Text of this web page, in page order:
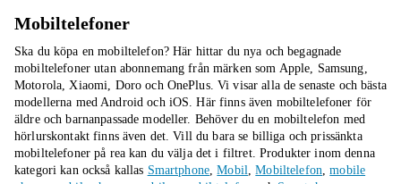
Mobiltelefoner
Ska du köpa en mobiltelefon? Här hittar du nya och begagnade
mobiltelefoner utan abonnemang från märken som Apple, Samsung,
Motorola, Xiaomi, Doro och OnePlus. Vi visar alla de senaste och bästa
modellerna med Android och iOS. Här finns även mobiltelefoner för
äldre och barnanpassade modeller. Behöver du en mobiltelefon med
hörlurskontakt finns även det. Vill du bara se billiga och prissänkta
mobiltelefoner på rea kan du välja det i filtret. Produkter inom denna
kategori kan också kallas Smartphone,Mobil,Mobiltelefon,mobile